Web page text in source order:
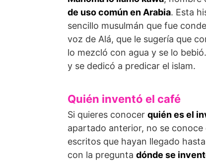
de uso común en Arabia. Esta
sencillo musulmán que fue
voz de Alá, que le sugería que
lo mezcló con agua y se lo
y se dedicó a predicar el islam.
Quién inventó el café
Si quieres conocer quién es el
apartado anterior, no se
escritos que hayan llegado
con la pregunta dónde se